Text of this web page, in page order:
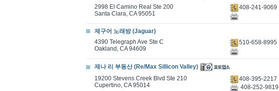
2998 El Camino Real Ste 200
Santa Clara, CA 95051
408-241-9069
제구어 노래방 (Jaguar)
4390 Telegraph Ave Ste C
Oakland, CA 94609
510-658-8995
제나 리 부동산 (Re/Max Sillicon Valley)
19200 Stevens Creek Blvd Ste 210
Cupertino, CA 95014
408-395-2217
408-252-9819